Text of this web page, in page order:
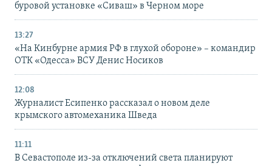
буровой установке «Сиваш» в Черном море
13:27
«На Кинбурне армия РФ в глухой обороне» – командир
ОТК «Одесса» ВСУ Денис Носиков
12:08
Журналист Есипенко рассказал о новом деле
крымского автомеханика Шведа
11:11
В Севастополе из-за отключений света планируют